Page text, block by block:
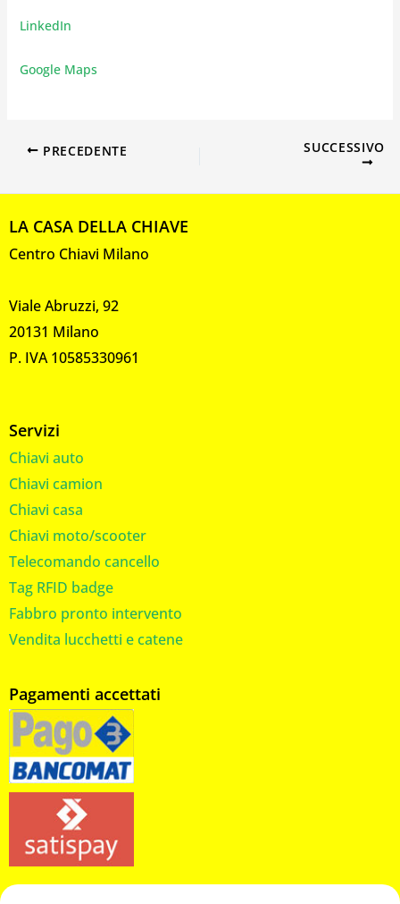
LinkedIn
Google Maps
PRECEDENTE SUCCESSIVO
LA CASA DELLA CHIAVE
Centro Chiavi Milano
Viale Abruzzi, 92
20131 Milano
P. IVA 10585330961
Servizi
Chiavi auto
Chiavi camion
Chiavi casa
Chiavi moto/scooter
Telecomando cancello
Tag RFID badge
Fabbro pronto intervento
Vendita lucchetti e catene
Pagamenti accettati